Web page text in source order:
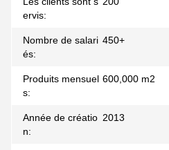
ervis:
Nombre de salari
és:
450+
Produits mensuel
s:
600,000 m2
Année de créatio
n:
2013